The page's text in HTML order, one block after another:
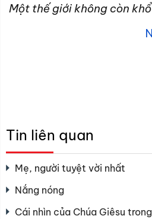
Một thế giới không còn khổ
Tin liên quan
Mẹ, người tuyệt vời nhất
Nắng nóng
Cái nhìn của Chúa Giêsu